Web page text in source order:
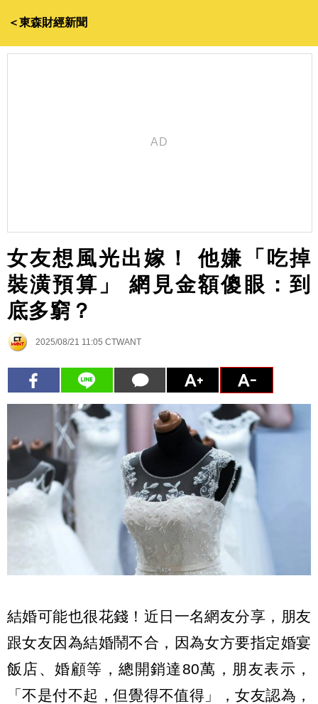
＜東森財經新聞
女友想風光出嫁！ 他嫌「吃掉
裝潢預算」 網見金額傻眼：到
底多窮？
2025/08/21 11:05 CTWANT
結婚可能也很花錢！近日一名網友分享，朋友
跟女友因為結婚鬧不合，因為女方要指定婚宴
飯店、婚顧等，總開銷達80萬，朋友表示，
「不是付不起，但覺得不值得」，女友認為，